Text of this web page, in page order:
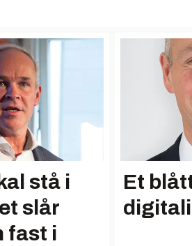
stå i
slår
fast i
Et